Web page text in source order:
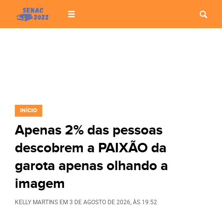
INÍCIO
Apenas 2% das pessoas
descobrem a PAIXÃO da
garota apenas olhando a
imagem
KELLY MARTINS EM3 DE AGOSTO DE 2026 , ÀS 19:52